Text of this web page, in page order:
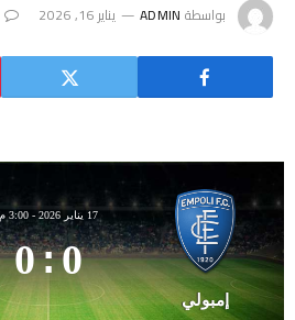
بواسطة ADMIN يناير 16, 2026
إمبولي
17 يناير 2026 - 3:00 م
0
:
0